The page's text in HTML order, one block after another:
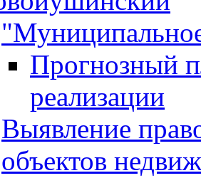
Прогнозный
реализации
Выявление
объектов